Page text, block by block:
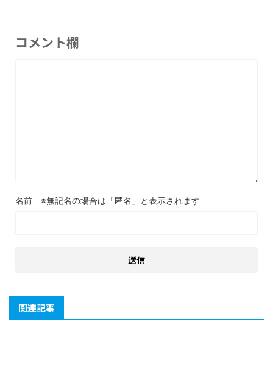
コメント欄
名前
関連記事